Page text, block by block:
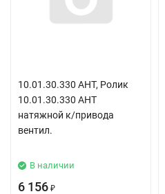
10.01.30.330 АНТ, Ролик
10.01.30.330 АНТ
натяжной к/привода
вентил.
В наличии
6 156 ₽